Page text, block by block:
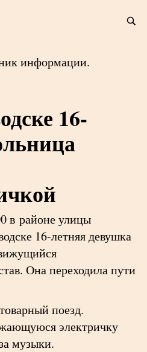
информации.
16-
в районе улицы
16-летняя девушка
Она переходила пути
поезд.
электричку
музыки.